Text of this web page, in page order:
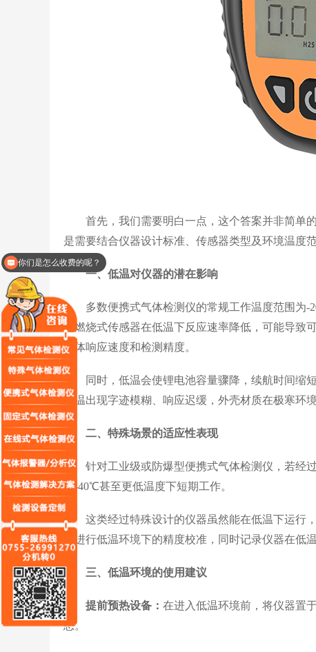
首先，我们需要明白一点，这个答案并非简单的“
是需要结合仪器设计标准、传感器类型及环境温度
一、低温对仪器的潜在影响
多数便携式气体检测仪的常规工作温度范围为-
化燃烧式传感器在低温下反应速率降低，可能导致
气体响应速度和检测精度。
同时，低温会使锂电池容量骤降，续航时间缩短
低温出现字迹模糊、响应迟缓，外壳材质在极寒环
二、特殊场景的适应性表现
针对工业级或防爆型便携式气体检测仪，若经过
在-40℃甚至更低温度下短期工作。
这类经过特殊设计的仪器虽然能在低温下运行，
体进行低温环境下的精度校准，同时记录仪器在低
三、低温环境的使用建议
提前预热设备： 在进入低温环境前，将仪器置
态。
你们是怎么收费的呢？
现在有优惠活动么？